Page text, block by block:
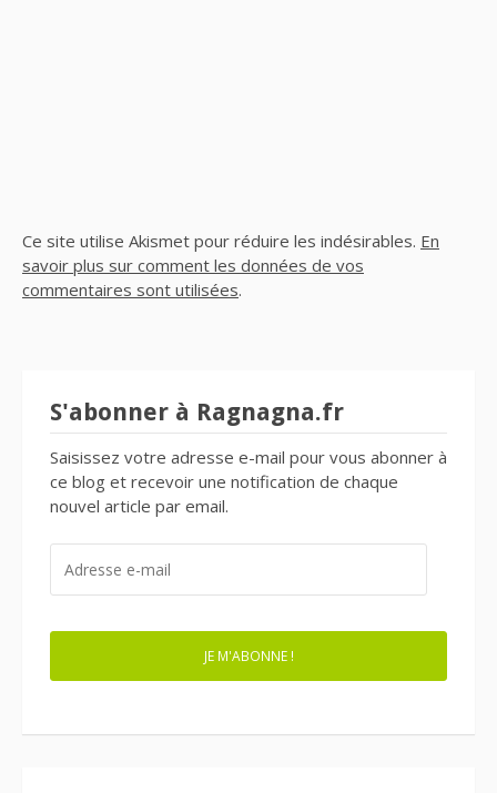
Ce site utilise Akismet pour réduire les indésirables. En
savoir plus sur comment les données de vos
commentaires sont utilisées.
S'abonner à Ragnagna.fr
Saisissez votre adresse e-mail pour vous abonner à
ce blog et recevoir une notification de chaque
nouvel article par email.
MAIL
JE M'ABONNE !